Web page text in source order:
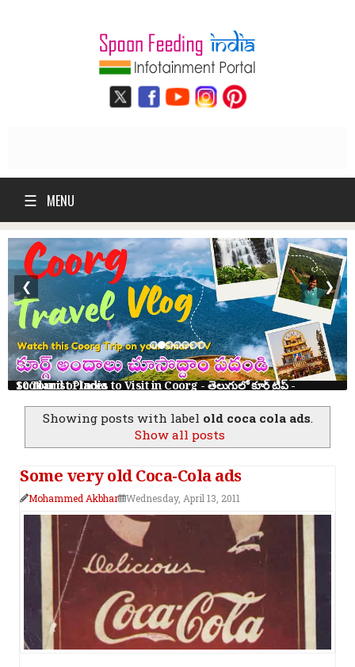
☰ MENU
10 Tourist Places to Visit in Coorg - తెలుగులో కూర్గ్ ట్రిప్ - Scotland of India
❮ ❯
Showing posts with label old coca cola ads.
Show all posts
Some very old Coca-Cola ads
Mohammed Akbhar Wednesday, April 13, 2011